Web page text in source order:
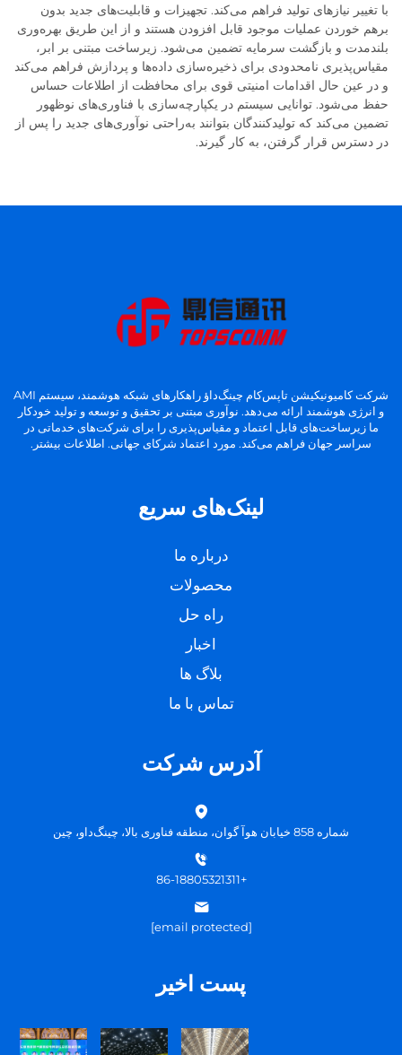
با تغییر نیازهای تولید فراهم می‌کند. تجهیزات و قابلیت‌های جدید بدون
برهم خوردن عملیات موجود قابل افزودن هستند و از این طریق بهره‌وری
بلندمدت و بازگشت سرمایه تضمین می‌شود. زیرساخت مبتنی بر ابر،
مقیاس‌پذیری نامحدودی برای ذخیره‌سازی داده‌ها و پردازش فراهم می‌کند
و در عین حال اقدامات امنیتی قوی برای محافظت از اطلاعات حساس
حفظ می‌شود. توانایی سیستم در یکپارچه‌سازی با فناوری‌های نوظهور
تضمین می‌کند که تولیدکنندگان بتوانند به‌راحتی نوآوری‌های جدید را پس از
در دسترس قرار گرفتن، به کار گیرند.
شرکت کامیونیکیشن تاپس‌کام چینگ‌داؤ راهکارهای شبکه هوشمند، سیستم AMI
و انرژی هوشمند ارائه می‌دهد. نوآوری مبتنی بر تحقیق و توسعه و تولید خودکار
ما زیرساخت‌های قابل اعتماد و مقیاس‌پذیری را برای شرکت‌های خدماتی در
سراسر جهان فراهم می‌کند. مورد اعتماد شرکای جهانی. اطلاعات بیشتر.
لینک‌های سریع
درباره ما
محصولات
راه حل
اخبار
بلاگ ها
تماس با ما
آدرس شرکت
شماره 858 خیابان هوآ گوان، منطقه فناوری بالا، چینگ‌داو، چین
+86-18805321311
[email protected]
پست اخیر